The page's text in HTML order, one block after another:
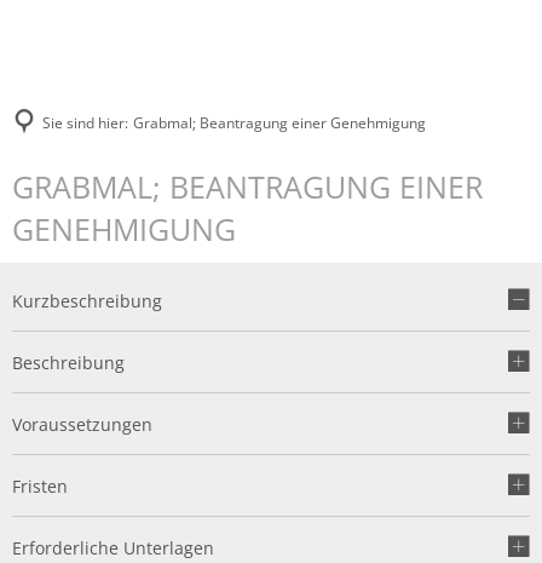
Sie sind hier: Grabmal; Beantragung einer Genehmigung
GRABMAL; BEANTRAGUNG EINER
GENEHMIGUNG
Kurzbeschreibung
Beschreibung
Voraussetzungen
Fristen
Erforderliche Unterlagen